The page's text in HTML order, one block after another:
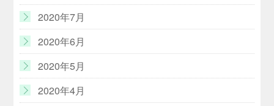
2020年7月
2020年6月
2020年5月
2020年4月